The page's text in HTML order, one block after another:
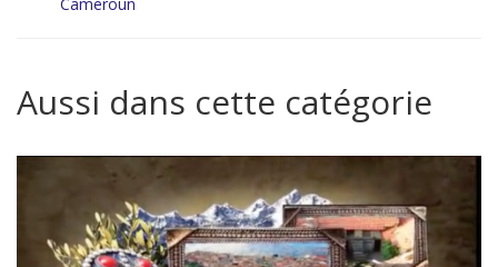
Aussi dans cette catégorie